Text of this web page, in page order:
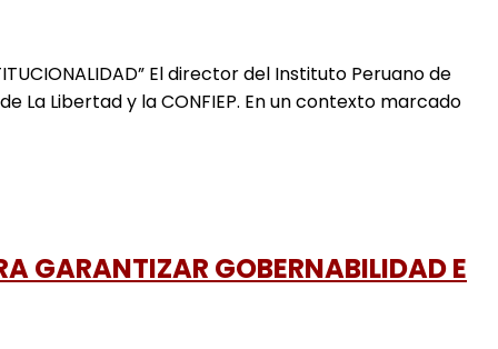
El director del Instituto Peruano de
La Libertad y la CONFIEP. En un contexto marcado
GARANTIZAR GOBERNABILIDAD E